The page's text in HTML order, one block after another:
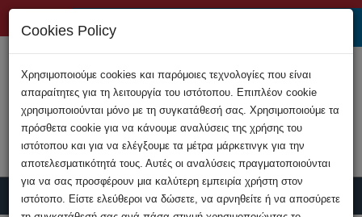
Cookies Policy
Χρησιμοποιούμε cookies και παρόμοιες τεχνολογίες που είναι
απαραίτητες για τη λειτουργία του ιστότοπου. Επιπλέον cookie
χρησιμοποιούνται μόνο με τη συγκατάθεσή σας. Χρησιμοποιούμε τα
πρόσθετα cookie για να κάνουμε αναλύσεις της χρήσης του
ιστότοπου και για να ελέγξουμε τα μέτρα μάρκετινγκ για την
αποτελεσματικότητά τους. Αυτές οι αναλύσεις πραγματοποιούνται
για να σας προσφέρουν μια καλύτερη εμπειρία χρήστη στον
ιστότοπο. Είστε ελεύθεροι να δώσετε, να αρνηθείτε ή να αποσύρετε